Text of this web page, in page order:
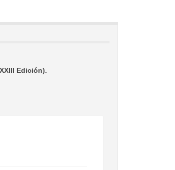
Edición).